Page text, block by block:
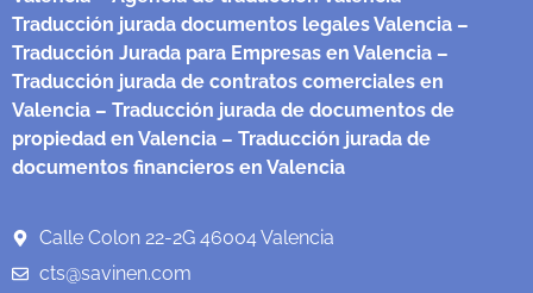
Traducción jurada documentos legales Valencia –
Traducción Jurada para Empresas en Valencia –
Traducción jurada de contratos comerciales en
Valencia – Traducción jurada de documentos de
propiedad en Valencia – Traducción jurada de
documentos financieros en Valencia
Calle Colon 22-2G 46004 Valencia
cts@savinen.com